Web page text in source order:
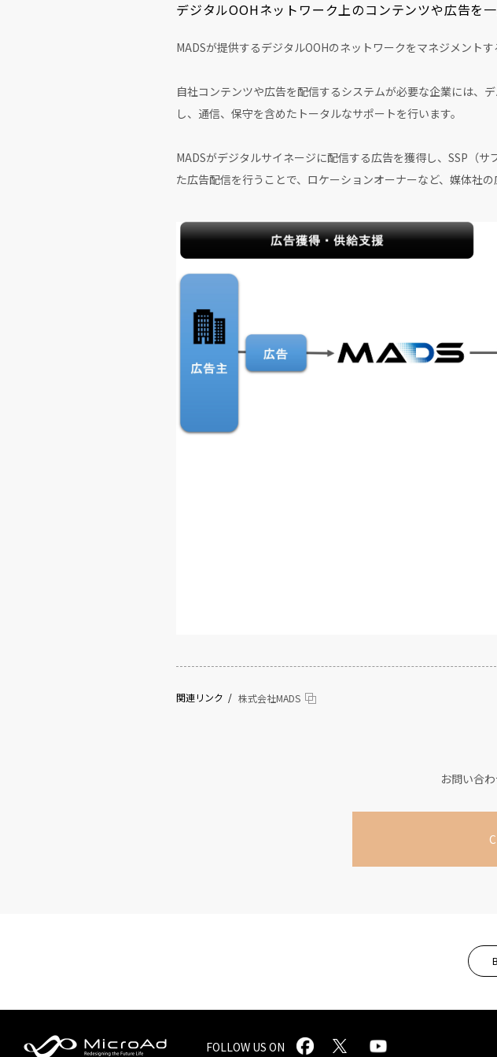
デジタルOOHネットワーク上のコンテンツや広告を
MADSが提供するデジタルOOHのネットワークをマネジメントす
自社コンテンツや広告を配信するシステムが必要な企業には、
し、通信、保守を含めたトータルなサポートを行います。
MADSがデジタルサイネージに配信する広告を獲得し、SSP（
た広告配信を行うことで、ロケーションオーナーなど、媒体社の
関連リンク 株式会社MADS
お問い合
FOLLOW US ON